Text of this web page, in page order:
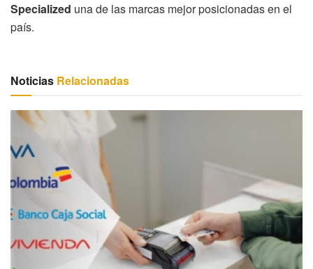
Specialized una de las marcas mejor posicionadas en el
país.
Noticias Relacionadas